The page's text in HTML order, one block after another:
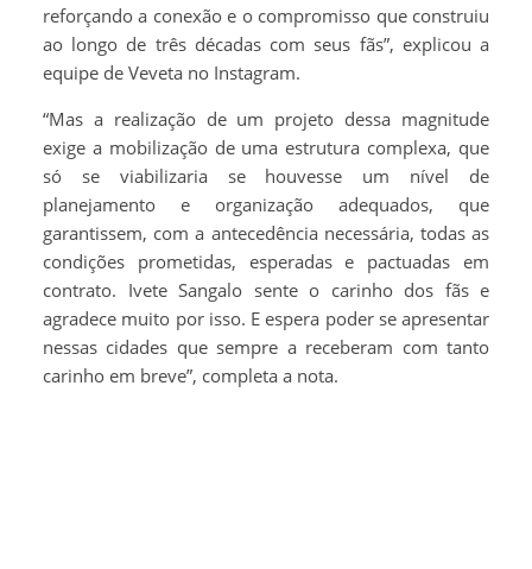
reforçando a conexão e o compromisso que construiu
ao longo de três décadas com seus fãs”, explicou a
equipe de Veveta no Instagram.
“Mas a realização de um projeto dessa magnitude
exige a mobilização de uma estrutura complexa, que
só se viabilizaria se houvesse um nível de
planejamento e organização adequados, que
garantissem, com a antecedência necessária, todas as
condições prometidas, esperadas e pactuadas em
contrato. Ivete Sangalo sente o carinho dos fãs e
agradece muito por isso. E espera poder se apresentar
nessas cidades que sempre a receberam com tanto
carinho em breve”, completa a nota.